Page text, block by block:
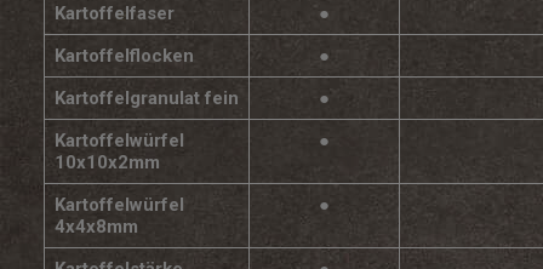
Kartoffelfaser
●
Kartoffelflocken
●
Kartoffelgranulat fein
●
Kartoffelwürfel
10x10x2mm
●
Kartoffelwürfel
4x4x8mm
●